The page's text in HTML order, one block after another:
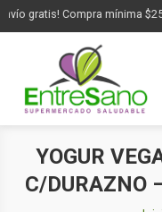
gratis! Compra mínima
contenido
YOGUR
C/DURAZNO